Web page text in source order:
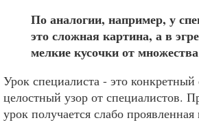
По аналогии, например, у
это сложная картина, а в
мелкие кусочки от
Урок специалиста - это
целостный узор от специалистов.
урок получается слабо